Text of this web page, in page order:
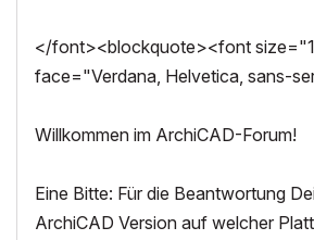
</font><blockquote><font
face="Verdana, Helvetica, sans-
Willkommen im ArchiCAD-Forum!
Eine Bitte: Für die Beantwortung
ArchiCAD Version auf welcher